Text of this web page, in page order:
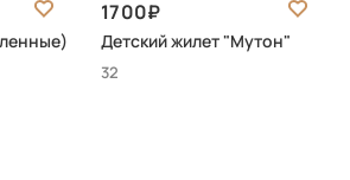
1700
Детский жилет "Мутон"
32